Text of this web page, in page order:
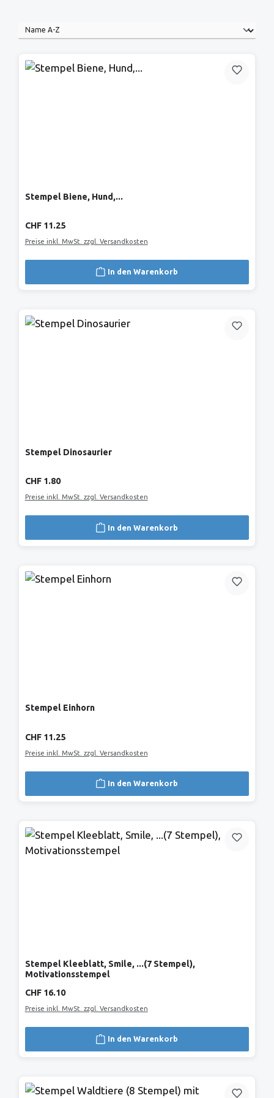
Stempel Biene, Hund,...
Regulärer Preis:
CHF 11.25
Preise inkl. MwSt. zzgl. Versandkosten
In den Warenkorb
Stempel Dinosaurier
Regulärer Preis:
CHF 1.80
Preise inkl. MwSt. zzgl. Versandkosten
In den Warenkorb
Stempel Einhorn
Regulärer Preis:
CHF 11.25
Preise inkl. MwSt. zzgl. Versandkosten
In den Warenkorb
Stempel Kleeblatt, Smile, ...(7 Stempel),
Motivationsstempel
Regulärer Preis:
CHF 16.10
Preise inkl. MwSt. zzgl. Versandkosten
In den Warenkorb